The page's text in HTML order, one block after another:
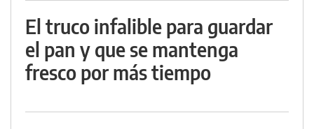
El truco infalible para guardar
el pan y que se mantenga
fresco por más tiempo